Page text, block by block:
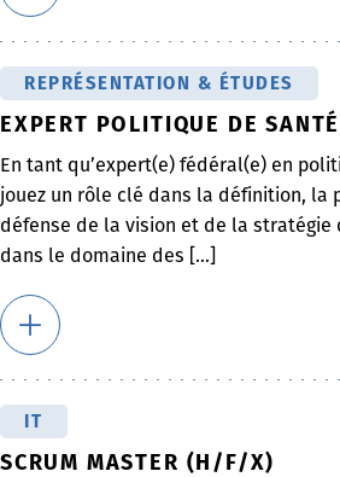
REPRÉSENTATION & ÉTUDES
EXPERT POLITIQUE DE
En tant qu’expert(e) fédéral(e) en
jouez un rôle clé dans la définition, la
défense de la vision et de la stratégie
dans le domaine des [...]
IT
SCRUM MASTER (H/F/X)